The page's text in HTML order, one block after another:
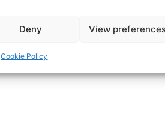
Deny View
Cookie Policy